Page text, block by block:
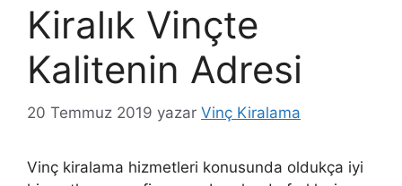
Kiralık Vinçte
Kalitenin Adresi
20 Temmuz 2019 yazar Vinç Kiralama
Vinç kiralama hizmetleri konusunda oldukça iyi